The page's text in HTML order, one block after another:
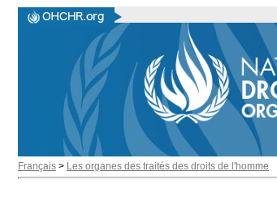
Français > Les organes des traités des droits de l'homme